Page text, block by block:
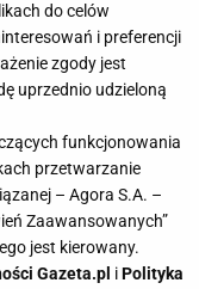
się udekorować
wskazówki
do celów
i preferencji
zgody jest
uprzednio udzieloną
funkcjonowania
przetwarzanie
– Agora S.A. –
Zaawansowanych”
jest kierowany.
Gazeta.pl iPolityka